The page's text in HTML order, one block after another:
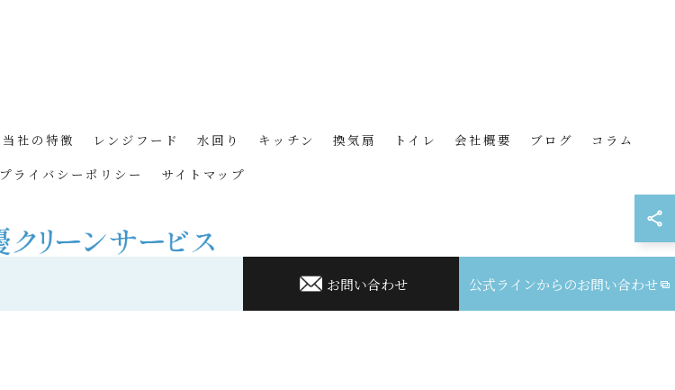
お問い合わせ 公式ラインからのお問い合わせ
当社の特徴 レンジフード 水回り キッチン 換気扇 トイレ 会社概要 ブログ
コラム
プライバシーポリシー サイトマップ